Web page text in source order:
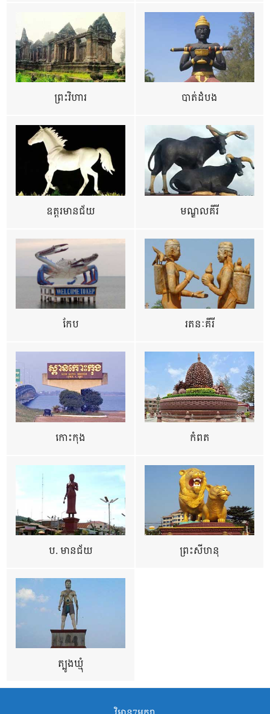
ព្រះវិហារ បាត់ដំបង
ឧត្ដរមានជ័យ មណ្ឌលគីរី
កែប រតនៈគីរី
កោះកុង កំពត
ប. មានជ័យ ព្រះសីហនុ
ត្បូងឃ្មុំ